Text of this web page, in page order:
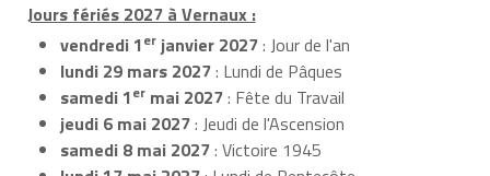
Jours fériés 2027 à Vernaux :
vendredi 1er janvier 2027: Jour de l'an
lundi 29 mars 2027: Lundi de Pâques
samedi 1er mai 2027: Fête du Travail
jeudi 6 mai 2027: Jeudi de l'Ascension
samedi 8 mai 2027: Victoire 1945